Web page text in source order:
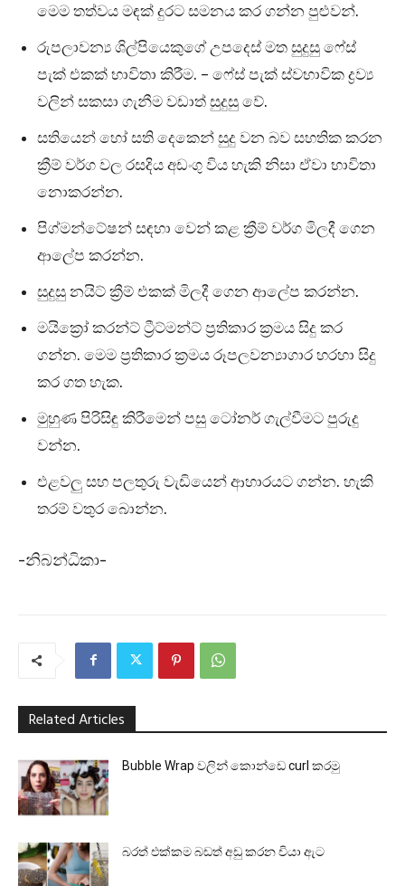
මෙම තත්වය මඳක් දුරට සමනය කර ගන්න පුළුවන්.
රුපලාවන්‍ය ශිල්පියෙකුගේ උපදෙස් මත සුදුසු ෆේස්
පැක් එකක් භාවිතා කිරීම. – ෆේස් පැක් ස්වභාවික ද්‍රව්‍ය
වලින් සකසා ගැනීම වඩාත් සුදුසු වේ.
සතියෙන් හෝ සති දෙකෙන් සුදු වන බව සහතික කරන
ක්‍රීම් වර්ග වල රසදිය අඩංගු විය හැකි නිසා ඒවා භාවිතා
නොකරන්න.
පිග්මන්ටේෂන් සඳහා වෙන් කළ ක්‍රීම් වර්ග මිලදී ගෙන
ආලේප කරන්න.
සුදුසු නයිට් ක්‍රීම් එකක් මිලදී ගෙන ආලේප කරන්න.
මයික්‍රෝ කරන්ට් ට්‍රීට්මන්ට් ප්‍රතිකාර ක්‍රමය සිදු කර
ගන්න. මෙම ප්‍රතිකාර ක්‍රමය රූපලවන්‍යාගාර හරහා සිදු
කර ගත හැක.
මුහුණ පිරිසිඳු කිරීමෙන් පසු ටෝනර් ගැල්වීමට පුරුදු
වන්න.
එළවලු සහ පලතුරු වැඩියෙන් ආහාරයට ගන්න. හැකි
තරම් වතුර බොන්න.
-නිබන්ධිකා-
Related Articles
Bubble Wrap වලින් කොන්ඩෙ curl කරමු
බරත් එක්කම බඩත් අඩු කරන චියා ඇට